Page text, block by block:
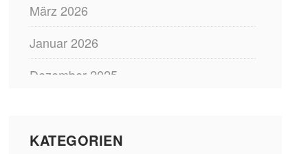
März 2026
Januar 2026
Dezember 2025
Oktober 2025
KATEGORIEN